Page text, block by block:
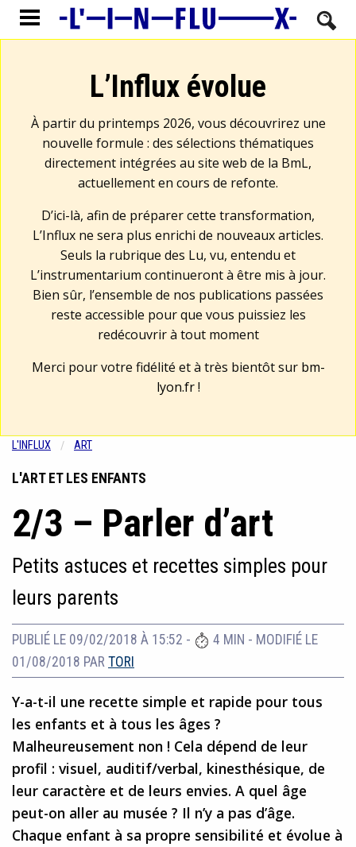
L’Influx évolue
À partir du printemps 2026, vous découvrirez une
nouvelle formule : des sélections thématiques
directement intégrées au site web de la BmL,
actuellement en cours de refonte.
D’ici-là, afin de préparer cette transformation,
L’Influx ne sera plus enrichi de nouveaux articles.
Seuls la rubrique des Lu, vu, entendu et
L’instrumentarium continueront à être mis à jour.
Bien sûr, l’ensemble de nos publications passées
reste accessible pour que vous puissiez les
redécouvrir à tout moment
Merci pour votre fidélité et à très bientôt sur bm-
lyon.fr!
L'INFLUX ART
L'ART ET LES ENFANTS
2/3 – Parler d’art
Petits astuces et recettes simples pour
leurs parents
PUBLIÉ LE 09/02/2018 À 15:52 - 4 MIN - MODIFIÉ LE
01/08/2018 PAR TORI
Y-a-t-il une recette simple et rapide pour tous
les enfants et à tous les âges ?
Malheureusement non ! Cela dépend de leur
profil : visuel, auditif/verbal, kinesthésique, de
leur caractère et de leurs envies. A quel âge
peut-on aller au musée ? Il n’y a pas d’âge.
Chaque enfant à sa propre sensibilité et évolue à